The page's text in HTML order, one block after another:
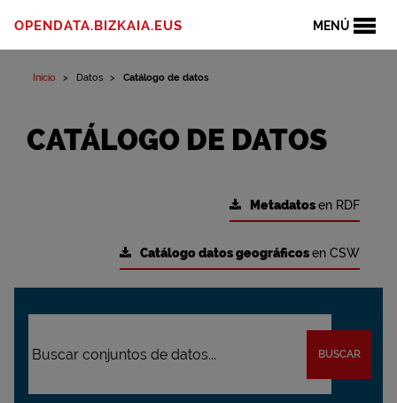
MENÚ
OPENDATA.BIZKAIA.EUS
Inicio Datos Catálogo de datos
CATÁLOGO DE DATOS
Metadatosen RDF
Catálogo datos geográficosen CSW
BUSCAR